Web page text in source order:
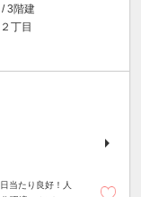
3階建
丁目
当たり良好！人